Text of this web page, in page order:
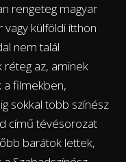
rengeteg magyar
külföldi itthon
nem talál
réteg az, aminek
a filmekben,
sokkal több színész
című tévésorozat
barátok lettek,